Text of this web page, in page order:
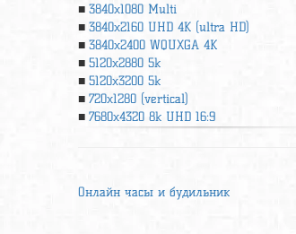
3840x1080 Multi
3840x2160 UHD 4К (ultra HD)
3840x2400 WQUXGA 4K
5120x2880 5k
5120x3200 5k
720x1280 (vertical)
7680x4320 8k UHD 16:9
Онлайн часы и будильник